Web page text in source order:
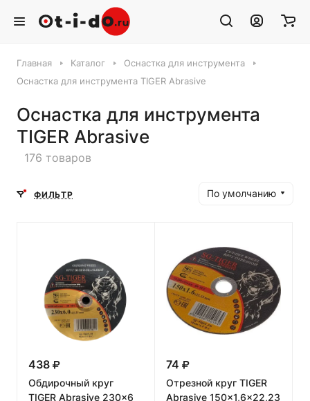
Главная Каталог
Оснастка для инструмента
Оснастка для инструмента TIGER Abrasive
Оснастка для инструмента
TIGER Abrasive
176 товаров
ФИЛЬТР По умолчанию
438
Обдирочный круг
TIGER Abrasive 230x6
74
Отрезной круг TIGER
Abrasive 150x1,6x22,23